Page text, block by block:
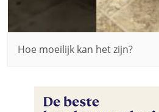
Hoe moeilijk kan het zijn?